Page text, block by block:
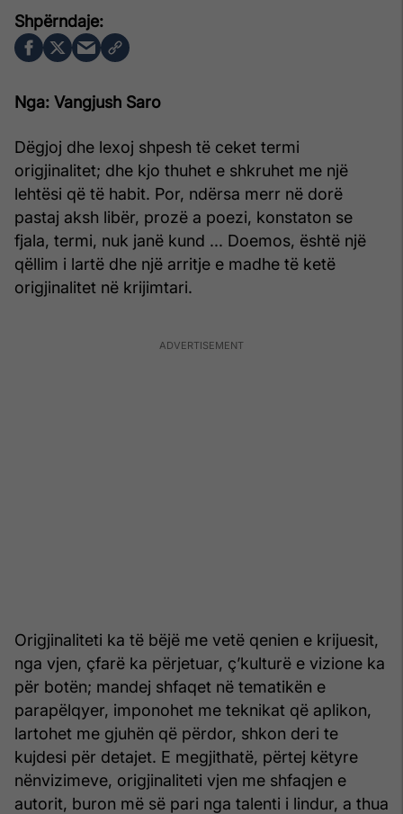
Nga: Vangjush Saro
Dëgjoj dhe lexoj shpesh të ceket termi
origjinalitet; dhe kjo thuhet e shkruhet me një
lehtësi që të habit. Por, ndërsa merr në dorë
pastaj aksh libër, prozë a poezi, konstaton se
fjala, termi, nuk janë kund ... Doemos, është një
qëllim i lartë dhe një arritje e madhe të ketë
origjinalitet në krijimtari.
Origjinaliteti ka të bëjë me vetë qenien e krijuesit,
nga vjen, çfarë ka përjetuar, ç’kulturë e vizione ka
për botën; mandej shfaqet në tematikën e
parapëlqyer, imponohet me teknikat që aplikon,
lartohet me gjuhën që përdor, shkon deri te
kujdesi për detajet. E megjithatë, përtej këtyre
nënvizimeve, origjinaliteti vjen me shfaqjen e
autorit, buron më së pari nga talenti i lindur, a thua